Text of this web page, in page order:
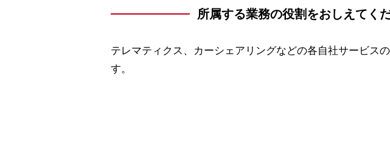
所属する業務の役割をおしえてくだ
テレマティクス、カーシェアリングなどの各自社サービス
す。